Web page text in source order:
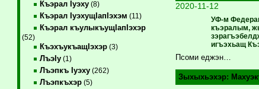
Къэрал Iуэху(8)
Къэрал IуэхущIапIэхэм (11)
Къэрал къулыкъущIапIэхэр
(52)
КъэхъукъащIэхэр(3)
ЛъэIу(1)
Лъэпкъ Iуэху(262)
Лъэпкъхэр(5)
2020-11-12
УФ-м
къэралым,
игъэхьащ
Псоми еджэн…
Зыхыхьэхэр: